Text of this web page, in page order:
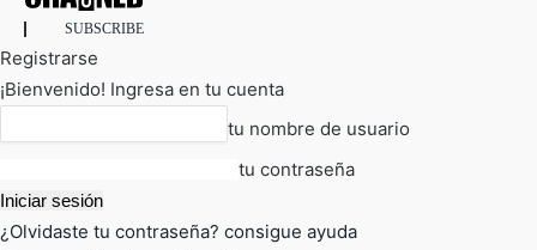
SUBSCRIBE
Registrarse
¡Bienvenido! Ingresa en tu cuenta
tu nombre de usuario
tu contraseña
¿Olvidaste tu contraseña? consigue ayuda